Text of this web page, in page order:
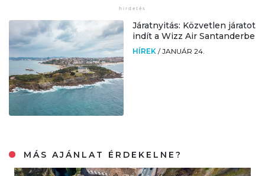
Járatnyitás: Közvetlen járatot
indít a Wizz Air Santanderbe
HÍREK /JANUÁR 24.
MÁS AJÁNLAT ÉRDEKELNE?